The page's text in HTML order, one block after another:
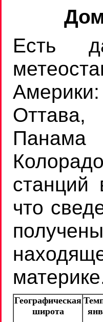
Есть
станций
что
Географическая
широта